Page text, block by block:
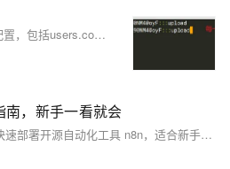
本文介绍SFTP服务的部署与配置，包括users.conf用户配置规则、Docker容器运行命令及上传目录权限说明，重点解析atmoz/sftp镜像的chroot机制与子目录映射，确保用户登录后正确访问/upload目录，并提供Python脚本实现文件上传示例。
，新手一看就会
本教程详解如何通过 Docker 快速部署开源自动化工具 n8n，适合新手快速上手。内容涵盖官方部署步骤、常见难点及第三方一键部署方案，助你高效搭建自动化工作流平台。